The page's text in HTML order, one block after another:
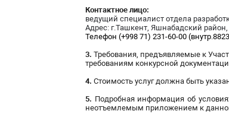
Контактное лицо:
ведущий специалист отдела
Адрес: г.Ташкент, Яшнабадский
Телефон (+998 71) 231-60-00
3. Требования, предъявляемые к
требованиям конкурсной
4. Стоимость услуг должна быть
5. Подробная информация об
неотъемлемым приложением к